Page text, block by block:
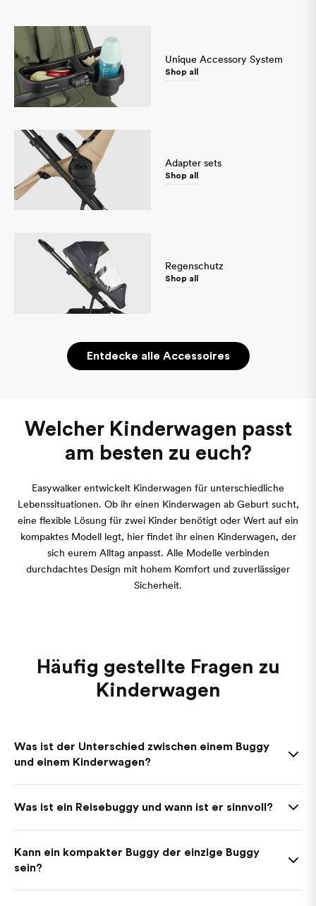
Unique Accessory System
Shop all
Adapter sets
Shop all
Regenschutz
Shop all
Entdecke alle Accessoires
Welcher Kinderwagen passt
am besten zu euch?
Easywalker entwickelt Kinderwagen für unterschiedliche
Lebenssituationen. Ob ihr einen Kinderwagen ab Geburt sucht,
eine flexible Lösung für zwei Kinder benötigt oder Wert auf ein
kompaktes Modell legt, hier findet ihr einen Kinderwagen, der
sich eurem Alltag anpasst. Alle Modelle verbinden
durchdachtes Design mit hohem Komfort und zuverlässiger
Sicherheit.
Häufig gestellte Fragen zu
Kinderwagen
Was ist der Unterschied zwischen einem Buggy
und einem Kinderwagen?
Was ist ein Reisebuggy und wann ist er sinnvoll?
Kann ein kompakter Buggy der einzige Buggy
sein?